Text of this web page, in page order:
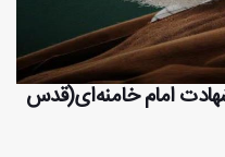
امام خامنه‌ای(قدس